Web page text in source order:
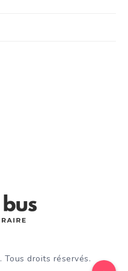
. Tous droits réservés.